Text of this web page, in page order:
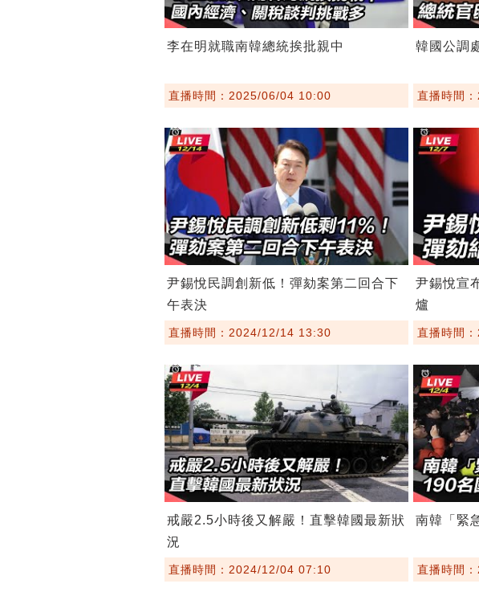
李在明就職南韓總統挨批親中
直播時間：2025/06/04 10:00
韓國公調
直播時間
尹錫悅民調創新低！彈劾案第二回合下
午表決
直播時間：2024/12/14 13:30
尹錫悅宣
爐
直播時間
戒嚴2.5小時後又解嚴！直擊韓國最新狀
況
直播時間：2024/12/04 07:10
南韓「緊
直播時間